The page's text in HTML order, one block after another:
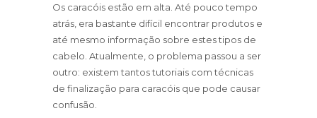
Os caracóis estão em alta. Até pouco tempo
atrás, era bastante difícil encontrar produtos e
até mesmo informação sobre estes tipos de
cabelo. Atualmente, o problema passou a ser
outro: existem tantos tutoriais com técnicas
de finalização para caracóis que pode causar
confusão.